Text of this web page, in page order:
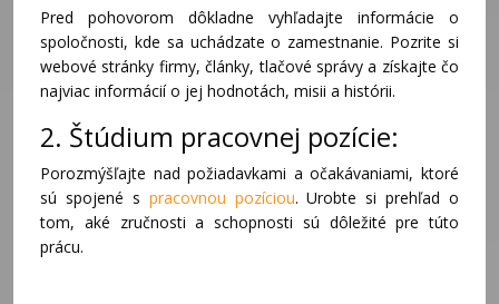
Pred pohovorom dôkladne vyhľadajte informácie o
spoločnosti, kde sa uchádzate o zamestnanie. Pozrite si
webové stránky firmy, články, tlačové správy a získajte čo
najviac informácií o jej hodnotách, misii a histórii.
2. Štúdium pracovnej pozície:
Porozmýšľajte nad požiadavkami a očakávaniami, ktoré
sú spojené s pracovnou pozíciou. Urobte si prehľad o
tom, aké zručnosti a schopnosti sú dôležité pre túto
prácu.